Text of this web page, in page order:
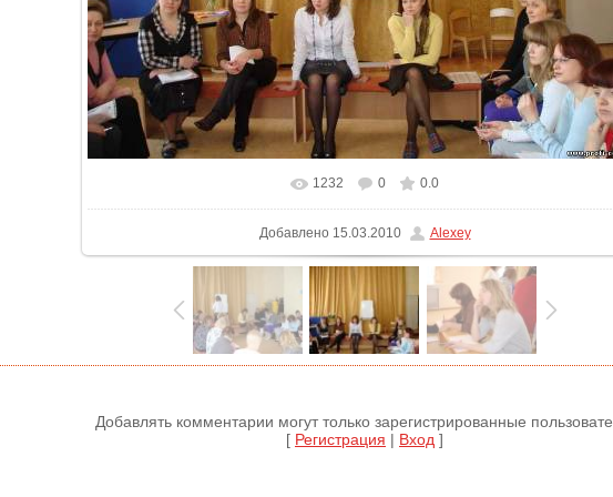
В реальном размере 1000x750
1232 0 0.0
Добавлено 15.03.2010 Alexey
Добавлять комментарии могут только зарегистрированные
[ Регистрация | Вход ]